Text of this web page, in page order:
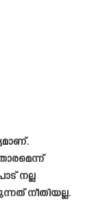
നല്ല
നീതിയല്ല.